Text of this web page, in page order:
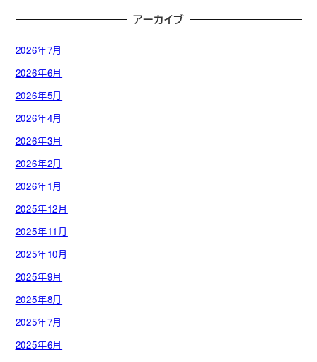
アーカイブ
2026年7月
2026年6月
2026年5月
2026年4月
2026年3月
2026年2月
2026年1月
2025年12月
2025年11月
2025年10月
2025年9月
2025年8月
2025年7月
2025年6月